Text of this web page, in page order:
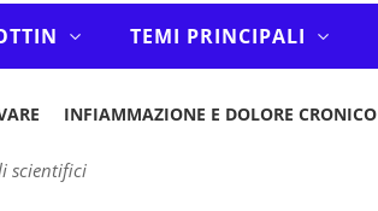
TEMI PRINCIPALI
INFIAMMAZIONE E DOLORE CRONICO
scientifici